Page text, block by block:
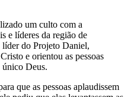
um culto com a
e líderes da região de
líder do Projeto Daniel,
e orientou as pessoas
único Deus.
que as pessoas aplaudissem